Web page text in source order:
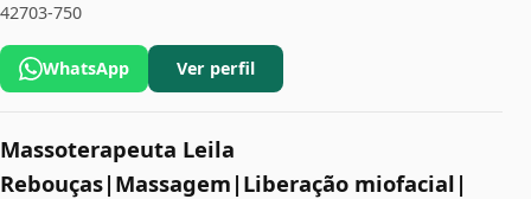
42703-750
WhatsApp Ver perfil
Massoterapeuta Leila
Rebouças|Massagem|Liberação miofacial|